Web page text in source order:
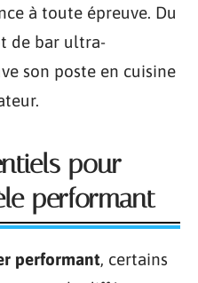
à toute épreuve. Du
de bar ultra-
son poste en cuisine
pour
performant
performant, certains